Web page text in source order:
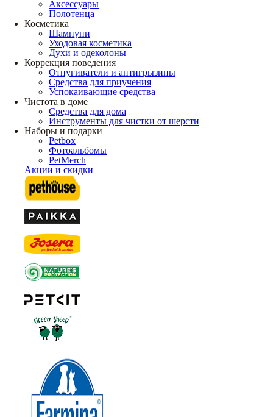
Аксессуары
Полотенца
Косметика
Шампуни
Уходовая косметика
Духи и одеколоны
Коррекция поведения
Отпугиватели и антигрызины
Средства для приучения
Успокаивающие средства
Чистота в доме
Средства для дома
Инструменты для чистки от шерсти
Наборы и подарки
Petbox
Фотоальбомы
PetMerch
Акции и скидки